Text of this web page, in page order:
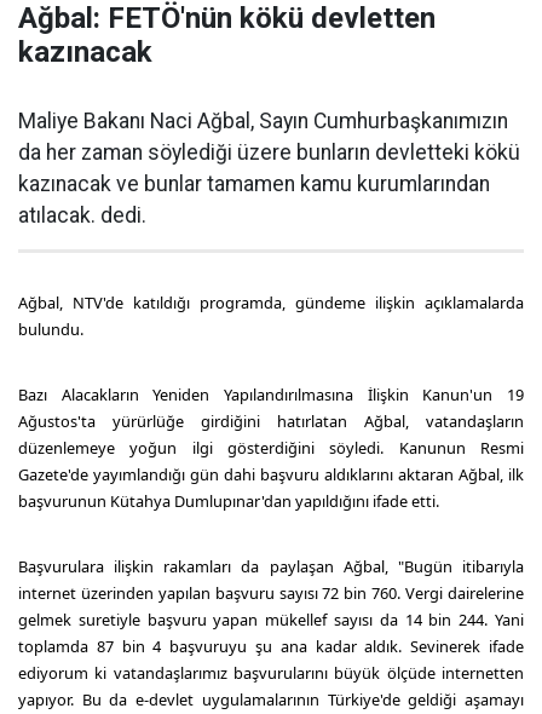
Ağbal: FETÖ'nün kökü devletten
kazınacak
Maliye Bakanı Naci Ağbal, Sayın Cumhurbaşkanımızın
da her zaman söylediği üzere bunların devletteki kökü
kazınacak ve bunlar tamamen kamu kurumlarından
atılacak. dedi.
Ağbal, NTV'de katıldığı programda, gündeme ilişkin açıklamalarda
bulundu.
Bazı Alacakların Yeniden Yapılandırılmasına İlişkin Kanun'un 19
Ağustos'ta yürürlüğe girdiğini hatırlatan Ağbal, vatandaşların
düzenlemeye yoğun ilgi gösterdiğini söyledi. Kanunun Resmi
Gazete'de yayımlandığı gün dahi başvuru aldıklarını aktaran Ağbal, ilk
başvurunun Kütahya Dumlupınar'dan yapıldığını ifade etti.
Başvurulara ilişkin rakamları da paylaşan Ağbal, "Bugün itibarıyla
internet üzerinden yapılan başvuru sayısı 72 bin 760. Vergi dairelerine
gelmek suretiyle başvuru yapan mükellef sayısı da 14 bin 244. Yani
toplamda 87 bin 4 başvuruyu şu ana kadar aldık. Sevinerek ifade
ediyorum ki vatandaşlarımız başvurularını büyük ölçüde internetten
yapıyor. Bu da e-devlet uygulamalarının Türkiye'de geldiği aşamayı